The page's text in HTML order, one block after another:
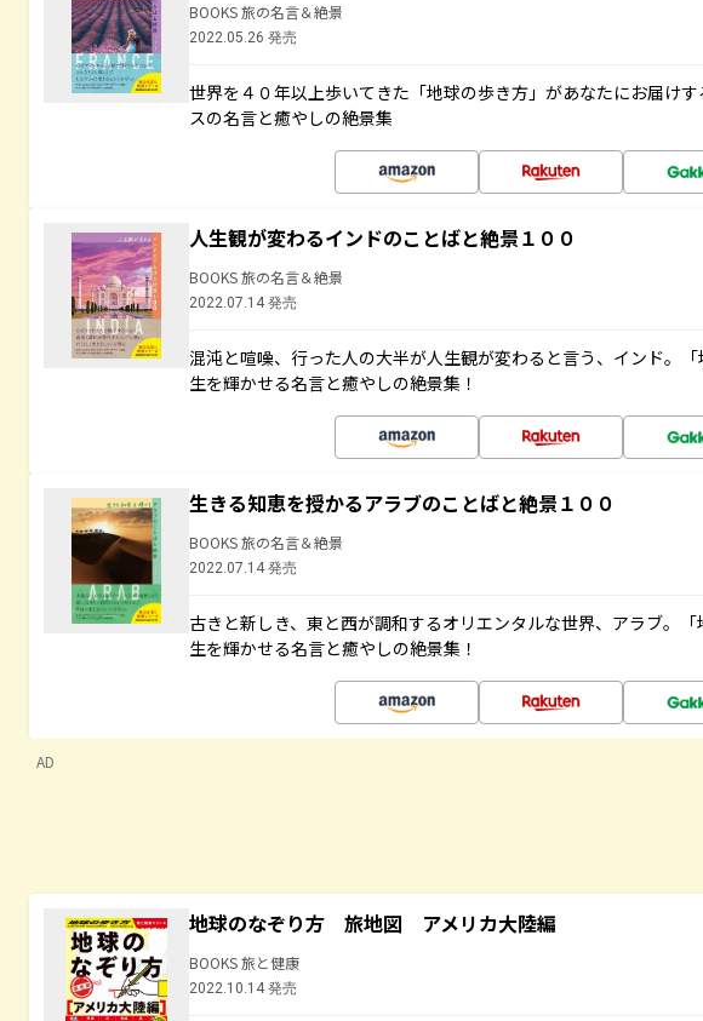
BOOKS 旅の名言＆絶景
2022.05.26 発売
世界を４０年以上歩いてきた「地球の歩き方」があなたにお届け
スの名言と癒やしの絶景集
人生観が変わるインドのことばと絶景１００
BOOKS 旅の名言＆絶景
2022.07.14 発売
混沌と喧噪、行った人の大半が人生観が変わると言う、インド。
生を輝かせる名言と癒やしの絶景集！
生きる知恵を授かるアラブのことばと絶景１００
BOOKS 旅の名言＆絶景
2022.07.14 発売
古きと新しき、東と西が調和するオリエンタルな世界、アラブ。
生を輝かせる名言と癒やしの絶景集！
AD
地球のなぞり方 旅地図 アメリカ大陸編
BOOKS 旅と健康
2022.10.14 発売